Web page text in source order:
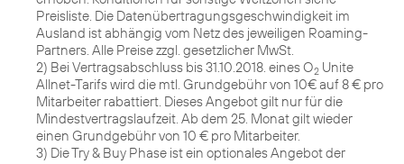
Preisliste. Die Datenübertragungsgeschwindigkeit im
Ausland ist abhängig vom Netz des jeweiligen Roaming-
Partners. Alle Preise zzgl. gesetzlicher MwSt.
2) Bei Vertragsabschluss bis 31.10.2018. eines O2 Unite
Allnet-Tarifs wird die mtl. Grundgebühr von 10€ auf 8 € pro
Mitarbeiter rabattiert. Dieses Angebot gilt nur für die
Mindestvertragslaufzeit. Ab dem 25. Monat gilt wieder
einen Grundgebühr von 10 € pro Mitarbeiter.
3) Die Try & Buy Phase ist ein optionales Angebot der